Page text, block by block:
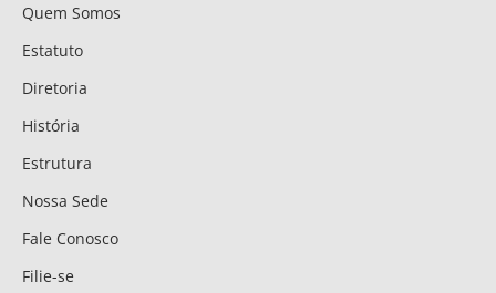
Quem Somos
Estatuto
Diretoria
História
Estrutura
Nossa Sede
Fale Conosco
Filie-se